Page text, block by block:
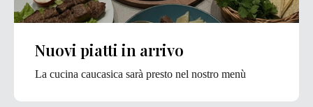
Nuovi piatti in arrivo
La cucina caucasica sarà presto nel nostro menù